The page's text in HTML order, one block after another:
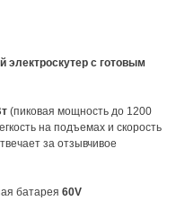
с готовым
(пиковая мощность до 1200
на подъемах и скорость
за отзывчивое
батарея 60V